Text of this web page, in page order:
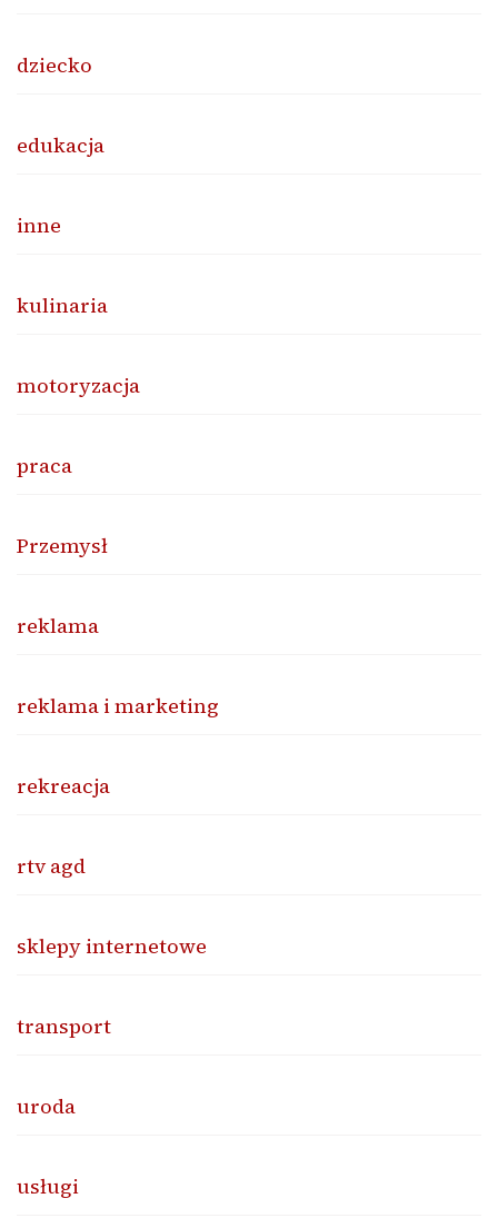
dziecko
edukacja
inne
kulinaria
motoryzacja
praca
Przemysł
reklama
reklama i marketing
rekreacja
rtv agd
sklepy internetowe
transport
uroda
usługi